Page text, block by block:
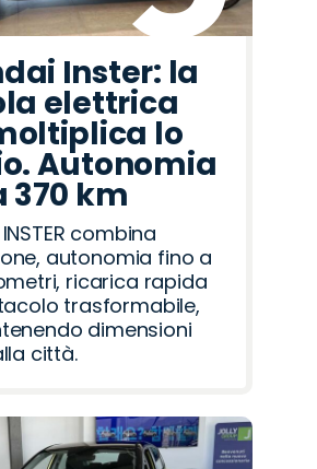
Inster: la
elettrica
lo
Autonomia
370 km
combina
autonomia fino a
ricarica rapida
trasformabile,
dimensioni
città.